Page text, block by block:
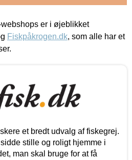
er i øjeblikket
Fiskpåkrogen.dk, som alle har et
et bredt udvalg af fiskegrej.
stille og roligt hjemme i
man skal bruge for at få